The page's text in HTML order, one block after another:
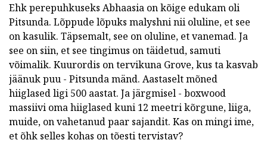
Ehk perepuhkuseks Abhaasia on kõige edukam oli
Pitsunda. Lõppude lõpuks malyshni nii oluline, et see
on kasulik. Täpsemalt, see on oluline, et vanemad. Ja
see on siin, et see tingimus on täidetud, samuti
võimalik. Kuurordis on tervikuna Grove, kus ta kasvab
jäänuk puu - Pitsunda mänd. Aastaselt mõned
hiiglased ligi 500 aastat. Ja järgmisel - boxwood
massiivi oma hiiglased kuni 12 meetri kõrgune, liiga,
muide, on vahetanud paar sajandit. Kas on mingi ime,
et õhk selles kohas on tõesti tervistav?